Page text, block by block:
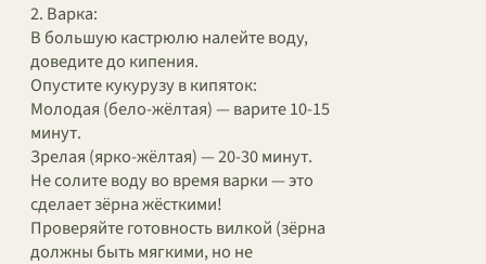
2. Варка:
В большую кастрюлю налейте воду,
доведите до кипения.
Опустите кукурузу в кипяток:
Молодая (бело-жёлтая) — варите 10-15
минут.
Зрелая (ярко-жёлтая) — 20-30 минут.
Не солите воду во время варки — это
сделает зёрна жёсткими!
Проверяйте готовность вилкой (зёрна
должны быть мягкими, но не